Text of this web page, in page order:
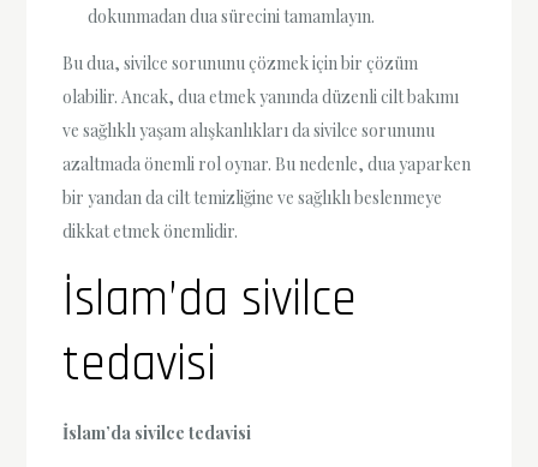
dokunmadan dua sürecini tamamlayın.
Bu dua, sivilce sorununu çözmek için bir çözüm
olabilir. Ancak, dua etmek yanında düzenli cilt bakımı
ve sağlıklı yaşam alışkanlıkları da sivilce sorununu
azaltmada önemli rol oynar. Bu nedenle, dua yaparken
bir yandan da cilt temizliğine ve sağlıklı beslenmeye
dikkat etmek önemlidir.
İslam’da sivilce
tedavisi
İslam’da sivilce tedavisi